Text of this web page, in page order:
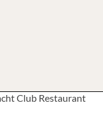
Club Restaurant